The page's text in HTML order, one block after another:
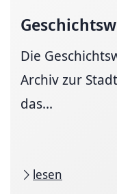
Die
Archiv zur
das...
lesen